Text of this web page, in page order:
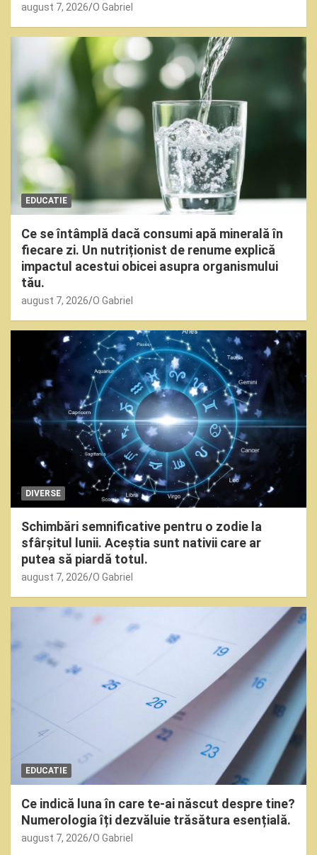
august 7, 2026 O Gabriel
EDUCATIE
Ce se întâmplă dacă consumi apă minerală în
fiecare zi. Un nutriționist de renume explică
impactul acestui obicei asupra organismului
tău.
august 7, 2026 O Gabriel
DIVERSE
Schimbări semnificative pentru o zodie la
sfârșitul lunii. Aceștia sunt nativii care ar
putea să piardă totul.
august 7, 2026 O Gabriel
EDUCATIE
Ce indică luna în care te-ai născut despre tine?
Numerologia îți dezvăluie trăsătura esențială.
august 7, 2026 O Gabriel